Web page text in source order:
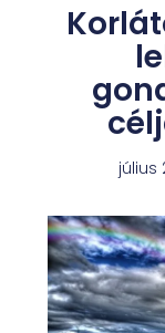
július